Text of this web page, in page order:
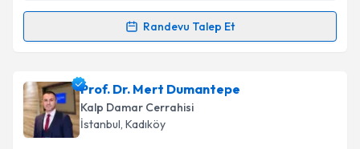
kapsamda işlenmesini kabul ediyorum.
Randevu Talep Et
Randevu Takvimi Talebi
Doç. Dr. Zekeriya Küçükdurmaziçin randevu
takvimi talebi oluşturun. Size bu uzmandan randevu
almanız için bir takvim hazırlandığında e-posta ile
bilgilendireceğiz.
Prof. Dr. Mert Dumantepe
Kalp Damar Cerrahisi
İstanbul, Kadıköy